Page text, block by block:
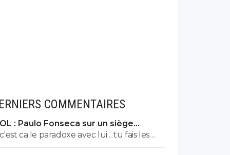
COMMENTAIRES
OL : Paulo Fonseca sur un siège
éjectable
c'est ca le paradoxe avec lui .. tu fais les
bons choix en fin de saison t'es 3eme ...